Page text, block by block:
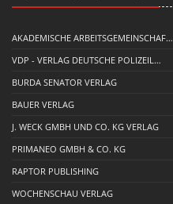
AKADEMISCHE ARBEITSGEMEINSCHAF…
VDP - VERLAG DEUTSCHE POLIZEIL…
BURDA SENATOR VERLAG
BAUER VERLAG
J. WECK GMBH UND CO. KG VERLAG
PRIMANEO GMBH & CO. KG
RAPTOR PUBLISHING
WOCHENSCHAU VERLAG